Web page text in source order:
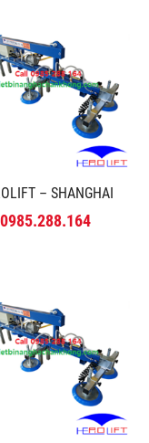
– SHANGHAI
0985.288.164